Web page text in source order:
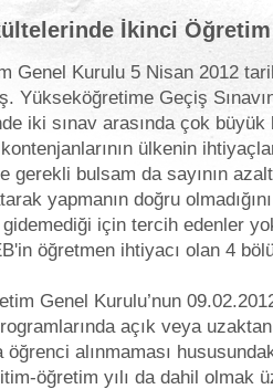
İkinci Öğretim
Genel Kurulu 5 Nisan 2012
Yükseköğretime Geçiş
iki sınav arasında çok
ülkenin
gerekli bulsam da sayının
yapmanın doğru
için tercih edenler
öğretmen ihtiyacı olan 4
Genel Kurulu’nun
açık veya
öğrenci alınmaması
öğretim yılı da dahil olmak